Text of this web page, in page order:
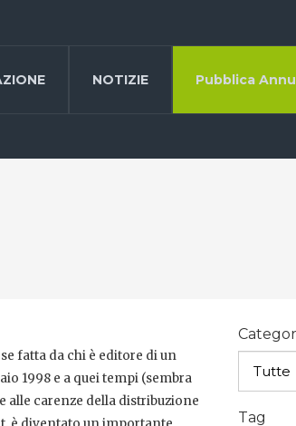
NOTIZIE Pubblica
fatta da chi è editore di un
1998 e a quei tempi (sembra
alle carenze della distribuzione
Tag